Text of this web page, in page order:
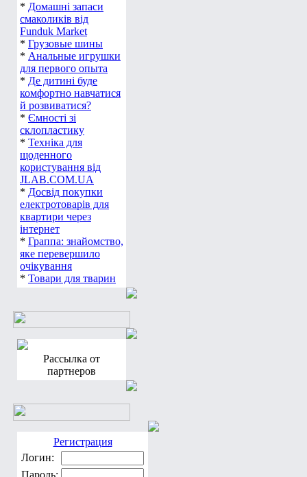
* Домашні запаси
смаколиків від
Funduk Market
* Грузовые шины
* Анальные игрушки
для первого опыта
* Де дитині буде
комфортно навчатися
й розвиватися?
* Ємності зі
склопластику
* Техніка для
щоденного
користування від
JLAB.COM.UA
* Досвід покупки
електротоварів для
квартири через
інтернет
* Граппа: знайомство,
яке перевершило
очікування
* Товари для тварин
Рассылка от
партнеров
Регистрация
Логин:
Пароль: